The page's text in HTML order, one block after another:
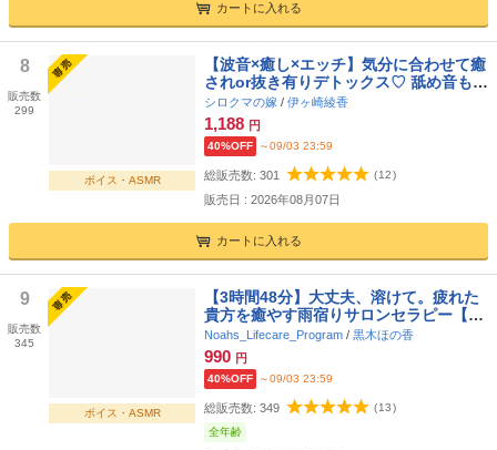
カートに入れる
8
販売数
299
ボイス・ASMR
【波音×癒し×エッチ】気分に合わせて癒
されor抜き有りデトックス♡ 舐め音も波
音も全てが気持ちいい海沿いの民宿で最
上級の夏休み♪【6時間↑】
シロクマの嫁 / 伊ヶ崎綾香
1,188 円
40%OFF ～09/03 23:59
総販売数: 301 (12)
販売日 : 2026年08月07日
カートに入れる
9
販売数
345
ボイス・ASMR
【3時間48分】大丈夫、溶けて。疲れた
貴方を癒やす雨宿りサロンセラピー【C
V.黒木ほの香/囁き・オイルマッサージ・
耳かき・炭酸ムース・耳ふー・両耳癒や
し】
Noahs_Lifecare_Program / 黒木ほの香
990 円
40%OFF ～09/03 23:59
総販売数: 349 (13)
全年齢